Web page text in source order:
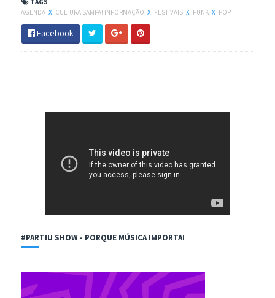
AGENDA X CULTURA SAMPA! INFORMAÇÃO X FESTIVAIS X FUNK X POP
Facebook
#PARTIU SHOW - PORQUE MÚSICA IMPORTA!